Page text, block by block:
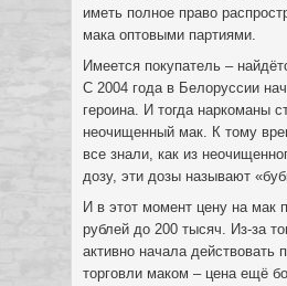
иметь полное право
мака оптовыми партиями.
Имеется покупатель –
С 2004 года в Белоруссии
героина. И тогда наркоманы
неочищенный мак. К тому
все знали, как из
дозу, эти дозы называют
И в этот момент цену на мак
рублей до 200 тысяч. Из-за
активно начала действовать
торговли маком – цена ещё